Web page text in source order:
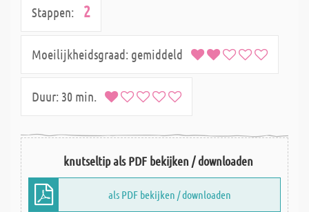
Stappen: 2
Moeilijkheidsgraad: gemiddeld
Duur: 30 min.
knutseltip als PDF bekijken / downloaden
als PDF bekijken / downloaden